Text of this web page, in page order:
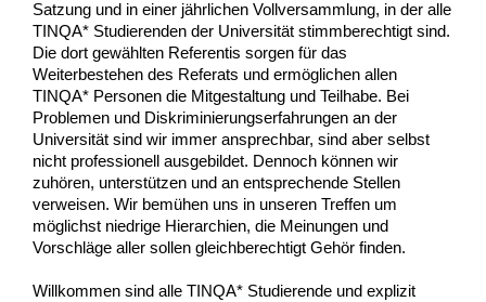
Satzung und in einer jährlichen Vollversammlung, in der alle
TINQA* Studierenden der Universität stimmberechtigt sind.
Die dort gewählten Referentis sorgen für das
Weiterbestehen des Referats und ermöglichen allen
TINQA* Personen die Mitgestaltung und Teilhabe. Bei
Problemen und Diskriminierungserfahrungen an der
Universität sind wir immer ansprechbar, sind aber selbst
nicht professionell ausgebildet. Dennoch können wir
zuhören, unterstützen und an entsprechende Stellen
verweisen. Wir bemühen uns in unseren Treffen um
möglichst niedrige Hierarchien, die Meinungen und
Vorschläge aller sollen gleichberechtigt Gehör finden.
Willkommen sind alle TINQA* Studierende und explizit